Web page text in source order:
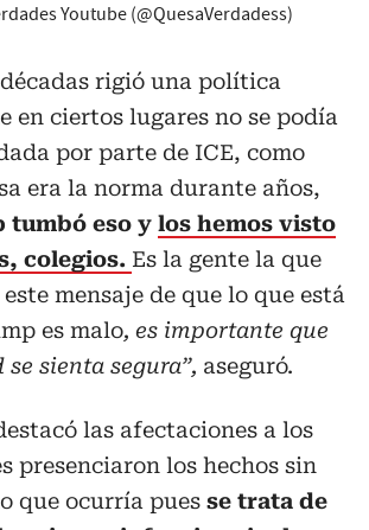
Youtube (@QuesaVerdadess)
rigió una política
en ciertos lugares no se podía
por parte de ICE, como
era la norma durante años,
tumbó eso y los hemos visto
colegios. Es la gente la que
mensaje de que lo que está
es malo, es importante que
sienta segura”, aseguró.
las afectaciones a los
presenciaron los hechos sin
que ocurría pues se trata de